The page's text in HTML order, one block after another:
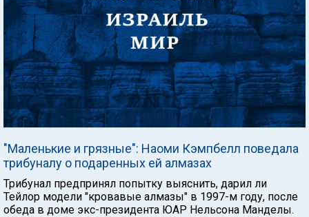
"Маленькие и грязные": Наоми Кэмпбелл поведала
трибуналу о подаренных ей алмазах
Трибунал предпринял попытку выяснить, дарил ли
Тейлор модели "кровавые алмазы" в 1997-м году, после
обеда в доме экс-президента ЮАР Нельсона Манделы.